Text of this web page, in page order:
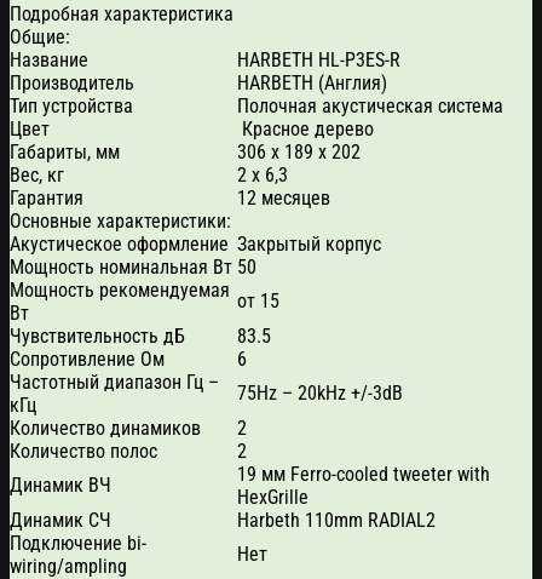
Подробная характеристика
Общие:
Название
HARBETH HL-P3ES-R
Производитель
HARBETH (Англия)
Тип устройства
Полочная акустическая система
Цвет
Красное дерево
Габариты, мм
306 x 189 x 202
Вес, кг
2 х 6,3
Гарантия
12 месяцев
Основные характеристики:
Акустическое оформление Закрытый корпус
Мощность номинальная Вт 50
Мощность рекомендуемая
Вт
от 15
Чувствительность дБ
83.5
Сопротивление Ом
6
Частотный диапазон Гц –
кГц
75Hz – 20kHz +/-3dB
Количество динамиков
2
Количество полос
2
Динамик ВЧ
19 мм Ferro-cooled tweeter with
HexGrille
Динамик СЧ
Harbeth 110mm RADIAL2
Подключение bi-
wiring/ampling
Нет